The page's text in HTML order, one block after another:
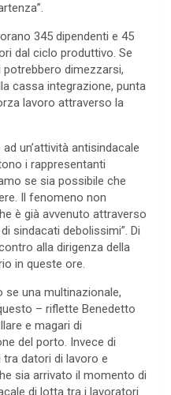
345 dipendenti e 45
dal ciclo produttivo. Se
dimezzarsi,
cassa integrazione, punta
lavoro attraverso la
un’attività antisindacale
i rappresentanti
se sia possibile che
Il fenomeno non
è già avvenuto attraverso
sindacati debolissimi”. Di
alla dirigenza della
in queste ore.
se una multinazionale,
– riflette Benedetto
e magari di
del porto. Invece di
datori di lavoro e
sia arrivato il momento di
di lotta tra i lavoratori